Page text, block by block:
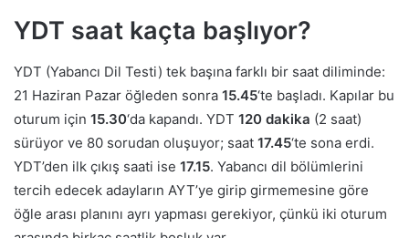
YDT saat kaçta başlıyor?
YDT (Yabancı Dil Testi) tek başına farklı bir saat diliminde:
21 Haziran Pazar öğleden sonra 15.45‘te başladı. Kapılar bu
oturum için 15.30‘da kapandı. YDT 120 dakika (2 saat)
sürüyor ve 80 sorudan oluşuyor; saat 17.45‘te sona erdi.
YDT’den ilk çıkış saati ise 17.15. Yabancı dil bölümlerini
tercih edecek adayların AYT’ye girip girmemesine göre
öğle arası planını ayrı yapması gerekiyor, çünkü iki oturum